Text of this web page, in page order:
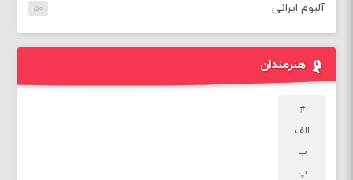
آلبوم ایرانی ۵۰
هنرمندان
#
الف
ب
پ